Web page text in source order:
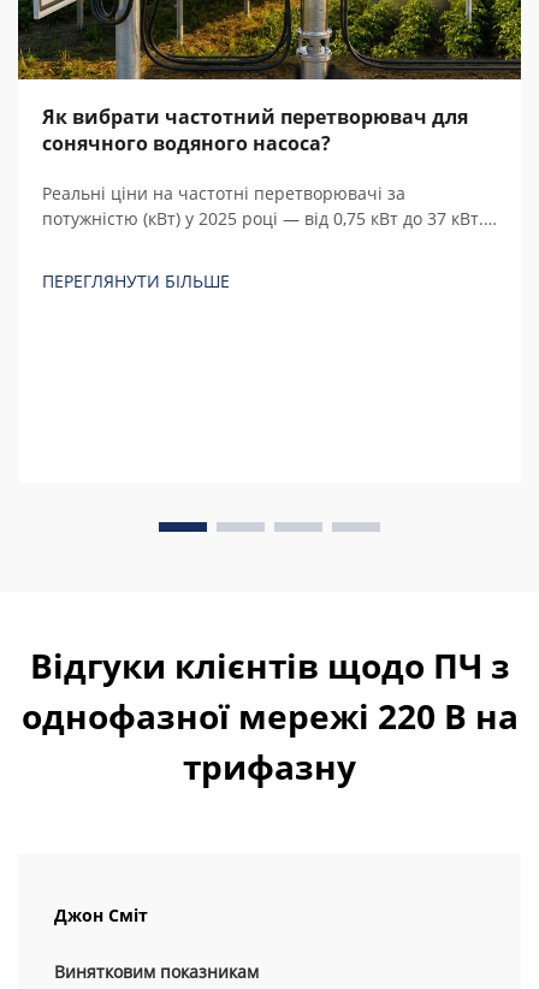
Як вибрати частотний перетворювач для
сонячного водяного насоса?
Реальні ціни на частотні перетворювачі за
потужністю (кВт) у 2025 році — від 0,75 кВт до 37 кВт.
володіння.
ПЕРЕГЛЯНУТИ БІЛЬШЕ
Відгуки клієнтів щодо ПЧ з
однофазної мережі 220 В на
трифазну
Джон Сміт
Винятковим показникам